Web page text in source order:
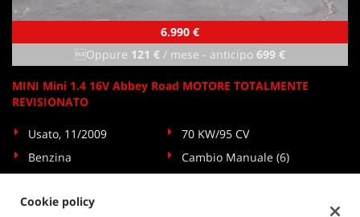
6.990 €
Oppure 121 € / mese - anticipo 699 €
MINI Mini 1.4 16V Abbey Road MOTORE TOTALMENTE
REVISIONATO
Usato, 11/2009
70 KW/95 CV
Benzina
Cambio Manuale (6)
Nero Metallizzato
Cookie policy